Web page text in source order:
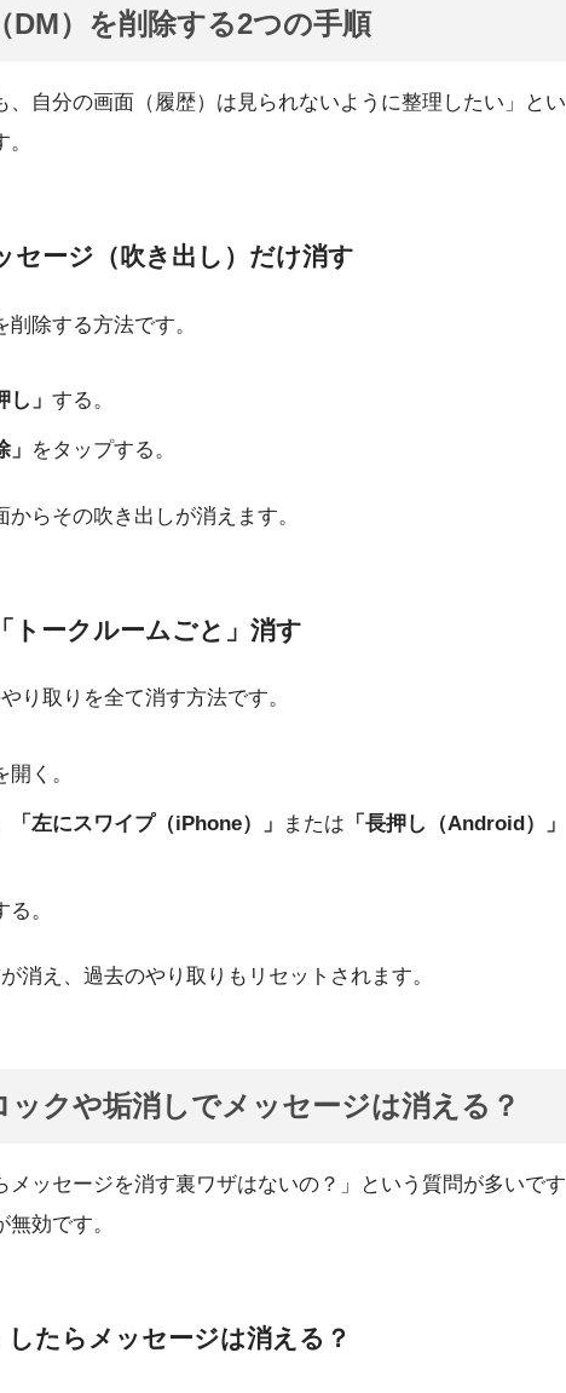
）を削除する2つの手順
、自分の画面（履歴）は見られないように整理したい」とい
セージ（吹き出し）だけ消す
除する方法です。
し」 する。
」 をタップする。
らその吹き出しが消えます。
トークルームごと」消す
り取りを全て消す方法です。
く。
「左にスワイプ（iPhone）」 または 「長押し（Android）」
。
消え、過去のやり取りもリセットされます。
ックや垢消しでメッセージは消える？
メッセージを消す裏ワザはないの？」という質問が多いです
効です。
たらメッセージは消える？